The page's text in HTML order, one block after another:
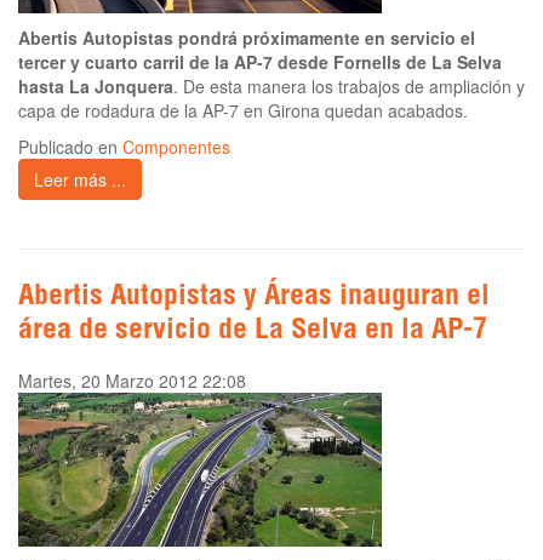
Abertis Autopistas pondrá próximamente en servicio el
tercer y cuarto carril de la AP-7 desde Fornells de La Selva
hasta La Jonquera. De esta manera los trabajos de ampliación y
capa de rodadura de la AP-7 en Girona quedan acabados.
Publicado en Componentes
Leer más ...
Abertis Autopistas y Áreas inauguran el
área de servicio de La Selva en la AP-7
Martes, 20 Marzo 2012 22:08